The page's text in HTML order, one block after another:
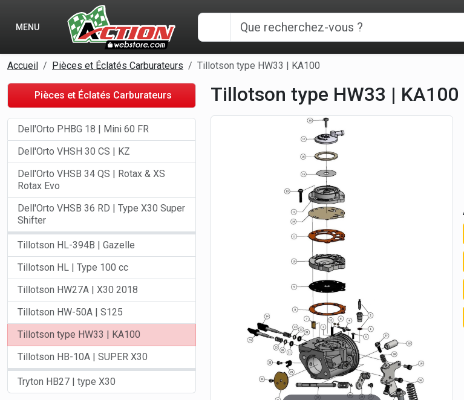
Panneau de gestion des cookies
MENU
Accueil Pièces et Éclatés Carburateurs Tillotson type HW33 | KA100
Tillotson type HW33 | KA100
Pièces et Éclatés Carburateurs
Dell'Orto PHBG 18 | Mini 60 FR
Dell'Orto VHSH 30 CS | KZ
Dell'Orto VHSB 34 QS | Rotax & XS
Rotax Evo
Dell'Orto VHSB 36 RD | Type X30 Super
Shifter
Tillotson HL-394B | Gazelle
Tillotson HL | Type 100 cc
Tillotson HW27A | X30 2018
Tillotson HW-50A | S125
Tillotson type HW33 | KA100
Tillotson HB-10A | SUPER X30
Tryton HB27 | type X30